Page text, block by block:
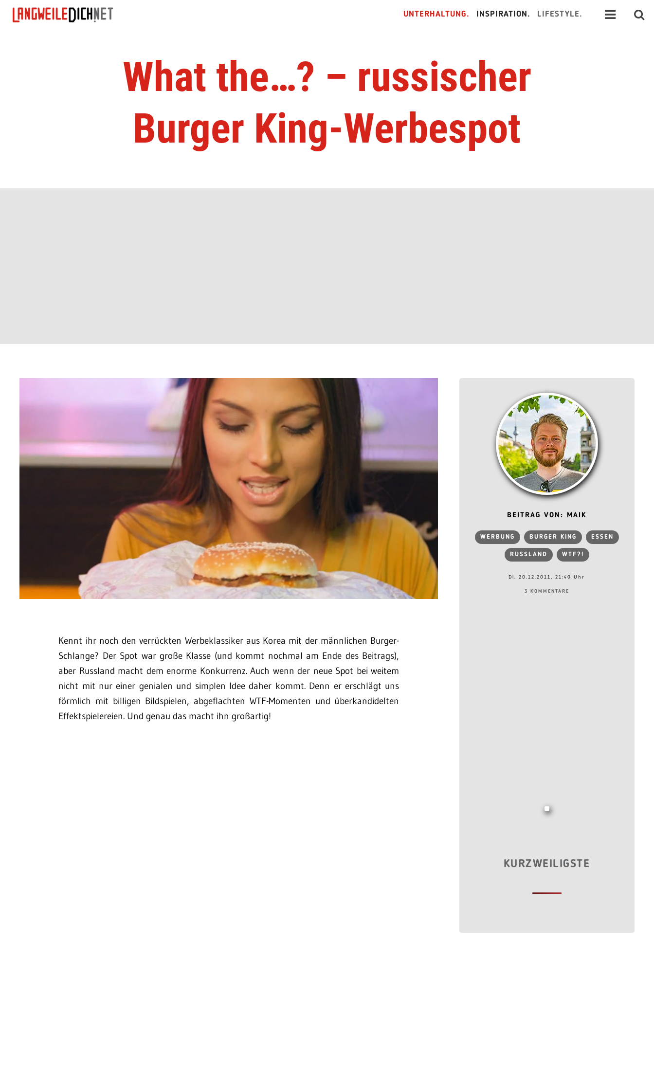
UNTERHALTUNG. INSPIRATION. LIFESTYLE.
What the…? – russischer
Burger King-Werbespot
Kennt ihr noch den verrückten Werbeklassiker aus Korea mit der männlichen Burger-
Schlange? Der Spot war große Klasse (und kommt nochmal am Ende des Beitrags),
aber Russland macht dem enorme Konkurrenz. Auch wenn der neue Spot bei weitem
nicht mit nur einer genialen und simplen Idee daher kommt. Denn er erschlägt uns
förmlich mit billigen Bildspielen, abgeflachten WTF-Momenten und überkandidelten
Effektspielereien. Und genau das macht ihn großartig!
BEITRAG VON: MAIK
WERBUNG BURGER KING ESSEN
RUSSLAND WTF?!
Di. 20.12.2011, 21:40 Uhr
3 KOMMENTARE
KURZWEILIGSTE